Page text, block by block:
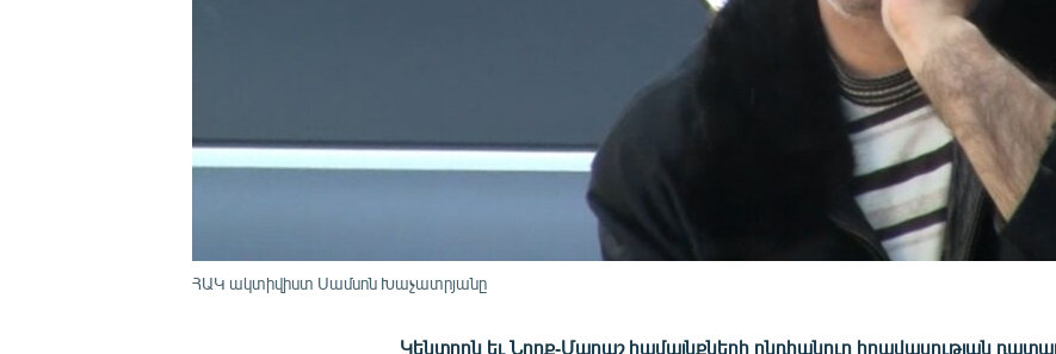
ՀԱԿ ակտիվիստ Սամսոն Խաչատրյանը
Կենտրոն եւ Նորք-Մարաշ համայնքների ընդհանուր իրավասության